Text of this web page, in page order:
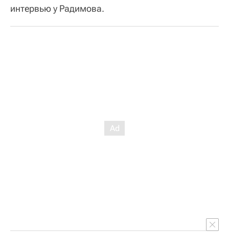
интервью у Радимова.